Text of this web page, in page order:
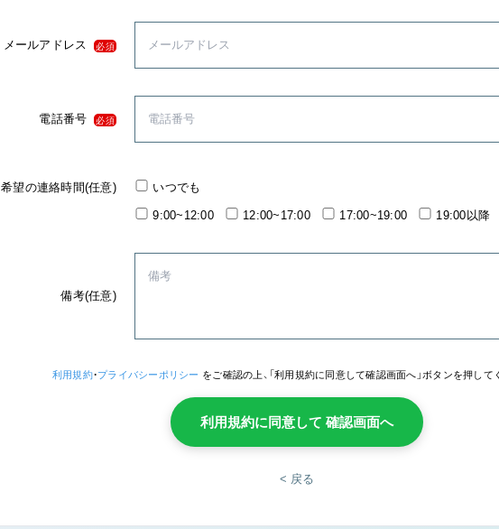
メールアドレス 必須
電話番号 必須
希望の連絡時間(任意) いつでも
9:00~12:00 12:00~17:00 17:00~19:00 19:00以降
備考(任意)
利用規約・プライバシーポリシー をご確認の上、「利用規約に同意して確認画面へ」ボタンを押して
利用規約に同意して 確認画面へ
< 戻る